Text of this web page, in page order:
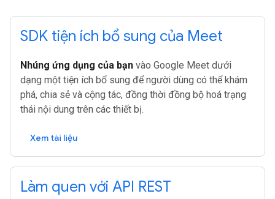
SDK tiện ích bổ sung của Meet
Nhúng ứng dụng của bạn vào Google Meet dưới
dạng một tiện ích bổ sung để người dùng có thể khám
phá, chia sẻ và cộng tác, đồng thời đồng bộ hoá trạng
thái nội dung trên các thiết bị.
Xem tài liệu
Làm quen với API REST